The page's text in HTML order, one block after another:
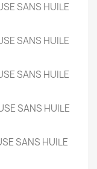
SANS HUILE
SANS HUILE
SANS HUILE
SANS HUILE
SANS HUILE